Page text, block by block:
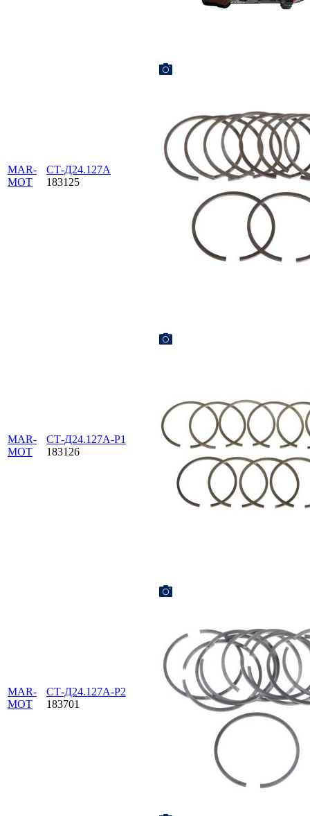
MAR-
MOT
СТ-Д24.127А
183125
MAR-
MOT
СТ-Д24.127А-Р1
183126
MAR-
MOT
СТ-Д24.127А-Р2
183701